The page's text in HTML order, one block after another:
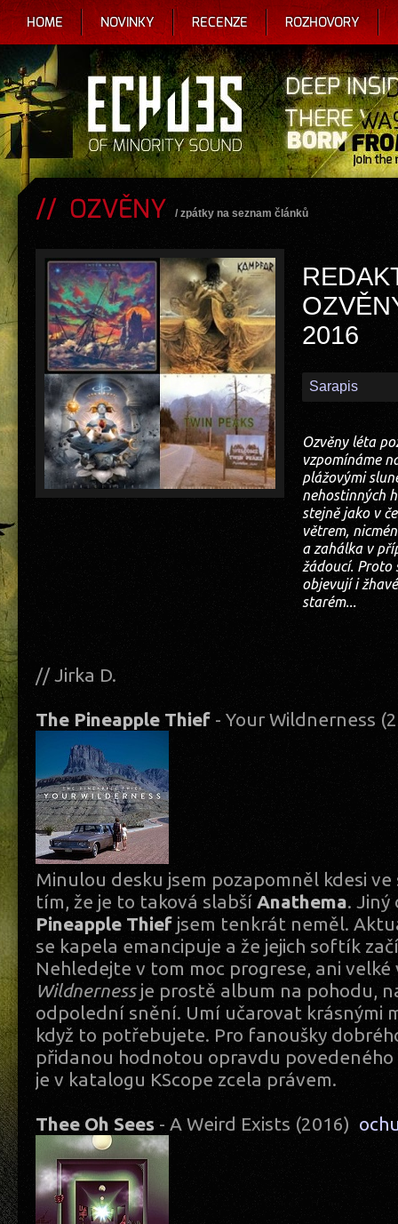
HOME NOVINKY RECENZE ROZHOVORY
OZVĚNY / zpátky na seznam článků
2016
Sarapis
Ozvěny léta
vzpomínáme
plážovými
nehostinných
stejně jako v
větrem,
a zahálka v
žádoucí. Proto
objevují i
starém...
// Jirka D.
The Pineapple Thief - Your Wildnerness
Minulou desku jsem pozapomněl kdesi ve
tím, že je to taková slabší Anathema. Jiný
Pineapple Thief jsem tenkrát neměl.
se kapela emancipuje a že jejich softík
Nehledejte v tom moc progrese, ani velké
Wildnernessje prostě album na pohodu,
odpolední snění. Umí učarovat krásnými
když to potřebujete. Pro fanoušky
přidanou hodnotou opravdu povedeného
je v katalogu KScope zcela právem.
Thee Oh Sees - A Weird Exists (2016)